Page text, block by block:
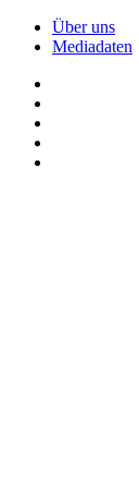
Über uns
Mediadaten